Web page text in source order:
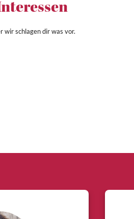
wir schlagen dir was vor.